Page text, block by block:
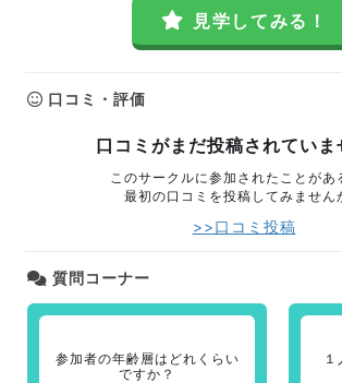
見学してみる！
口コミ・評価
口コミがまだ投稿されていま
このサークルに参加されたことがあ
最初の口コミを投稿してみません
>>口コミ投稿
質問コーナー
参加者の年齢層はどれくらい
ですか？